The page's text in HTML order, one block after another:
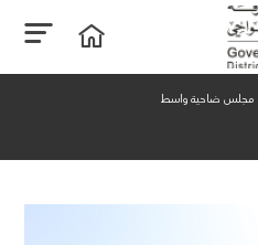
مجلس ضاحية واسط